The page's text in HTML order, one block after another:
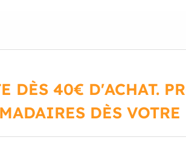
DÈS 40€ D'ACHAT.
DÈS